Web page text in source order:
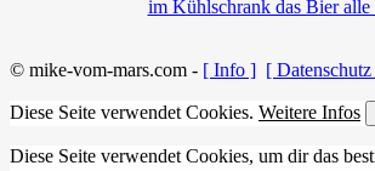
im Kühlschrank das Bier alle
© mike-vom-mars.com - [ Info ] [
Diese Seite verwendet Cookies. Weitere Infos
Diese Seite verwendet Cookies, um dir das